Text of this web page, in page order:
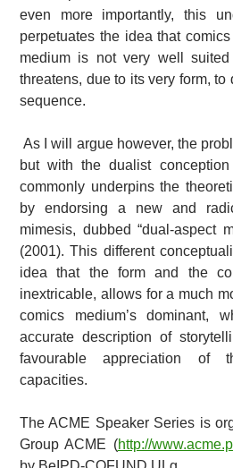
even more importantly, this
perpetuates the idea that
medium is not very well
threatens, due to its very form,
sequence.
As I will argue however, the
but with the dualist
commonly underpins the
by endorsing a new and
mimesis, dubbed “dual-aspect
(2001). This different
idea that the form and the
inextricable, allows for a much
comics medium’s dominant,
accurate description of
favourable appreciation of
capacities.
The ACME Speaker Series is
Group ACME (http://